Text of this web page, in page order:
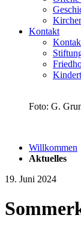
Kontakt
Foto: G.
Willkommen
Aktuelles
19. Juni 2024